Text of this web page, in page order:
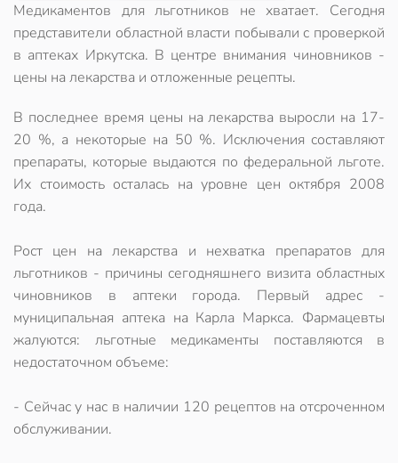
Медикаментов для льготников не хватает. Сегодня
представители областной власти побывали с проверкой
в аптеках Иркутска. В центре внимания чиновников -
цены на лекарства и отложенные рецепты.
В последнее время цены на лекарства выросли на 17-
20 %, а некоторые на 50 %. Исключения составляют
препараты, которые выдаются по федеральной льготе.
Их стоимость осталась на уровне цен октября 2008
года.
Рост цен на лекарства и нехватка препаратов для
льготников - причины сегодняшнего визита областных
чиновников в аптеки города. Первый адрес -
муниципальная аптека на Карла Маркса. Фармацевты
жалуются: льготные медикаменты поставляются в
недостаточном объеме:
- Сейчас у нас в наличии 120 рецептов на отсроченном
обслуживании.